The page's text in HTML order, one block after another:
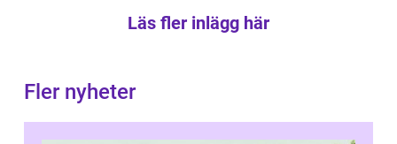
Läs fler inlägg här
Fler nyheter